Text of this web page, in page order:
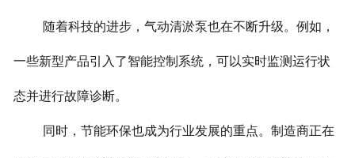
随着科技的进步，气动清淤泵也在不断升级。例如，
一些新型产品引入了智能控制系统，可以实时监测运行状
态并进行故障诊断。
同时，节能环保也成为行业发展的重点。制造商正在